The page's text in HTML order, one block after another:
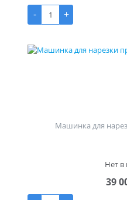
-
+
Машинка для
Нет в
39